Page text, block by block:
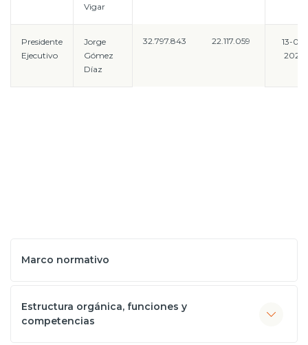
Vigar
Presidente
Ejecutivo
Jorge
Gómez
Díaz
32.797.843 22.117.059
13-07-
2026
Marco normativo
Estructura orgánica, funciones y
competencias